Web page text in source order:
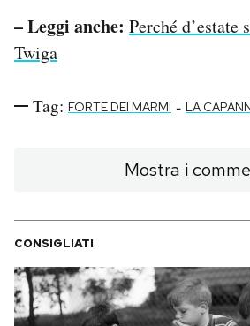
– Leggi anche: Perché d’estate
Twiga
Tag: FORTE DEI MARMI - LA
Mostra i
CONSIGLIATI